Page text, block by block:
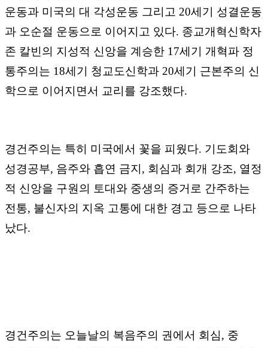
운동과 미국의 대 각성운동 그리고 20세기 성결운동
과 오순절 운동으로 이어지고 있다. 종교개혁신학자
존 칼빈의 지성적 신앙을 계승한 17세기 개혁파 정
통주의는 18세기 청교도신학과 20세기 근본주의 신
학으로 이어지면서 교리를 강조했다.
경건주의는 특히 미국에서 꽃을 피웠다. 기도회와
성경공부, 음주와 흡연 금지 , 회심과 회개 강조, 열정
적 신앙을 구원의 토대와 중생의 증거로 간주하는
전통, 불신자의 지옥 고통에 대한 경고 등으로 나타
났다.
경건주의는 오늘날의 복음주의 권에서 회심, 중